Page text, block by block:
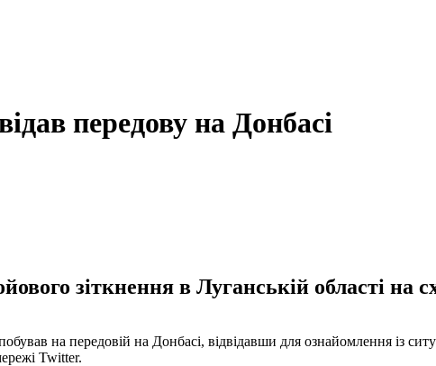
передову на Донбасі
зіткнення в Луганській області на
на передовій на Донбасі, відвідавши для ознайомлення із
Twitter.